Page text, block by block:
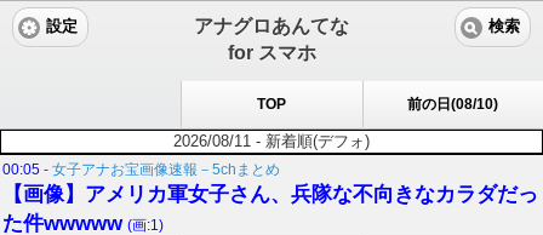
アナグロあんてな
for スマホ
設定 検索
TOP 前の日(08/10)
2026/08/11 - 新着順(デフォ)
00:05 - 女子アナお宝画像速報－5chまとめ
【画像】アメリカ軍女子さん、兵隊な不向きなカラダだっ
た件wwwww (画:1)